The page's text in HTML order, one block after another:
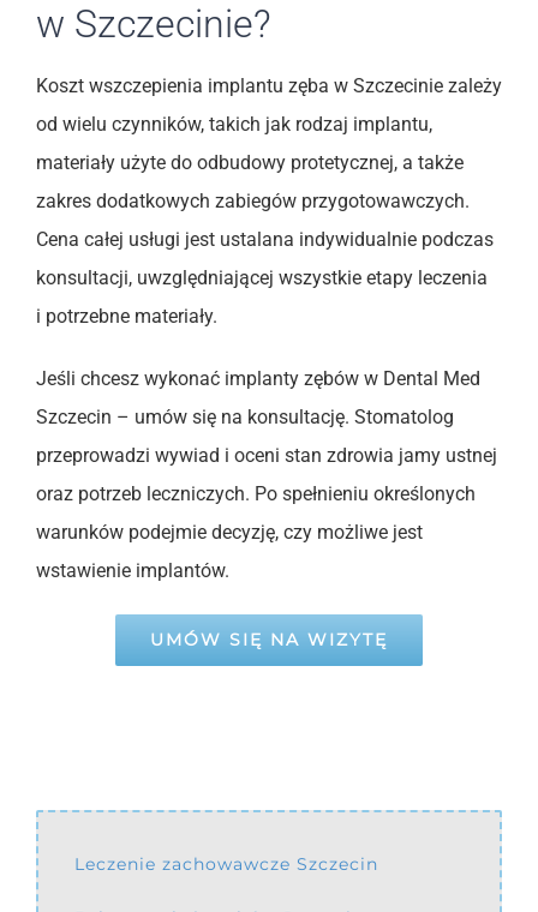
w Szczecinie?
Koszt wszczepienia implantu zęba w Szczecinie zależy
od wielu czynników, takich jak rodzaj implantu,
materiały użyte do odbudowy protetycznej, a także
zakres dodatkowych zabiegów przygotowawczych.
Cena całej usługi jest ustalana indywidualnie podczas
konsultacji, uwzględniającej wszystkie etapy leczenia
i potrzebne materiały.
Jeśli chcesz wykonać implanty zębów w Dental Med
Szczecin – umów się na konsultację. Stomatolog
przeprowadzi wywiad i oceni stan zdrowia jamy ustnej
oraz potrzeb leczniczych. Po spełnieniu określonych
warunków podejmie decyzję, czy możliwe jest
wstawienie implantów.
UMÓW SIĘ NA WIZYTĘ
Leczenie zachowawcze Szczecin